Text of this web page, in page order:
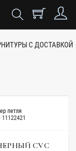
С ДОСТАВКОЙ
петля
CVC